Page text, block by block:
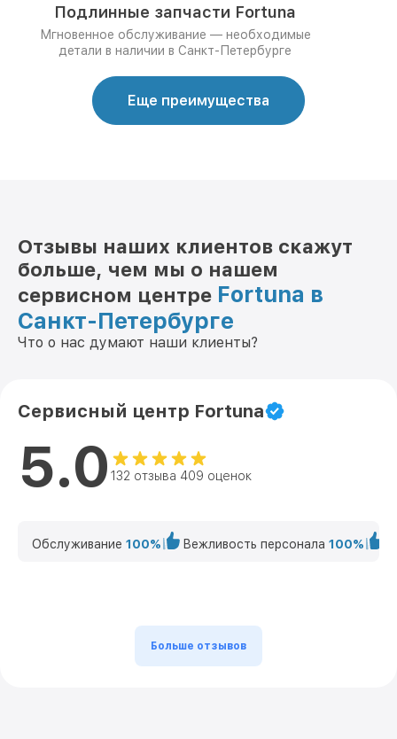
Подлинные запчасти Fortuna
Мгновенное обслуживание — необходимые
детали в наличии в Санкт-Петербурге
Еще преимущества
Отзывы наших клиентов скажут
больше, чем мы о нашем
сервисном центре Fortuna в
Санкт-Петербурге
Что о нас думают наши клиенты?
Сервисный центр Fortuna
5.0 132 отзыва 409 оценок
Обслуживание 100% Вежливость персонала 100%
Больше отзывов